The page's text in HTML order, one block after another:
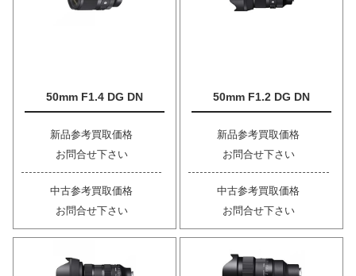
50mm F1.4 DG DN
新品参考買取価格
お問合せ下さい
中古参考買取価格
お問合せ下さい
50mm F1.2 DG DN
新品参考買取価格
お問合せ下さい
中古参考買取価格
お問合せ下さい